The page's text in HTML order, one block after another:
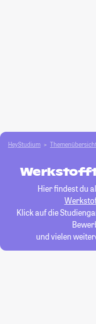
HeyStudium
Hier findest du
Klick auf die
und vielen